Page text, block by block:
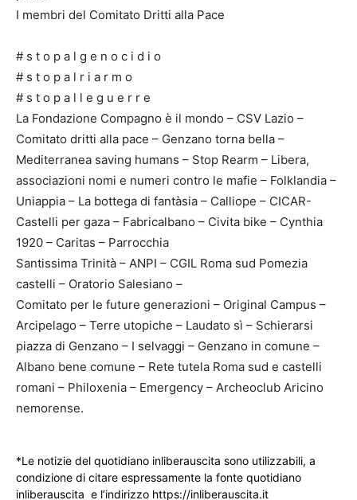
I membri del Comitato Dritti alla Pace
# s t o p a l g e n o c i d i o
# s t o p a l r i a r m o
# s t o p a l l e g u e r r e
La Fondazione Compagno è il mondo – CSV Lazio –
Comitato dritti alla pace – Genzano torna bella –
Mediterranea saving humans – Stop Rearm – Libera,
associazioni nomi e numeri contro le mafie – Folklandia –
Uniappia – La bottega di fantàsia – Calliope – CICAR-
Castelli per gaza – Fabricalbano – Civita bike – Cynthia
1920 – Caritas – Parrocchia
Santissima Trinità – ANPI – CGIL Roma sud Pomezia
castelli – Oratorio Salesiano –
Comitato per le future generazioni – Original Campus –
Arcipelago – Terre utopiche – Laudato sì – Schierarsi
piazza di Genzano – I selvaggi – Genzano in comune –
Albano bene comune – Rete tutela Roma sud e castelli
romani – Philoxenia – Emergency – Archeoclub Aricino
nemorense.
*Le notizie del quotidiano inliberauscita sono utilizzabili, a
condizione di citare espressamente la fonte quotidiano
inliberauscita e l’indirizzo https://inliberauscita.it